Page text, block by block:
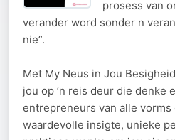
prosess van
verander word sonder n
nie”.
Met My Neus in Jou
jou op ’n reis deur die denke
entrepreneurs van alle
waardevolle insigte, unieke